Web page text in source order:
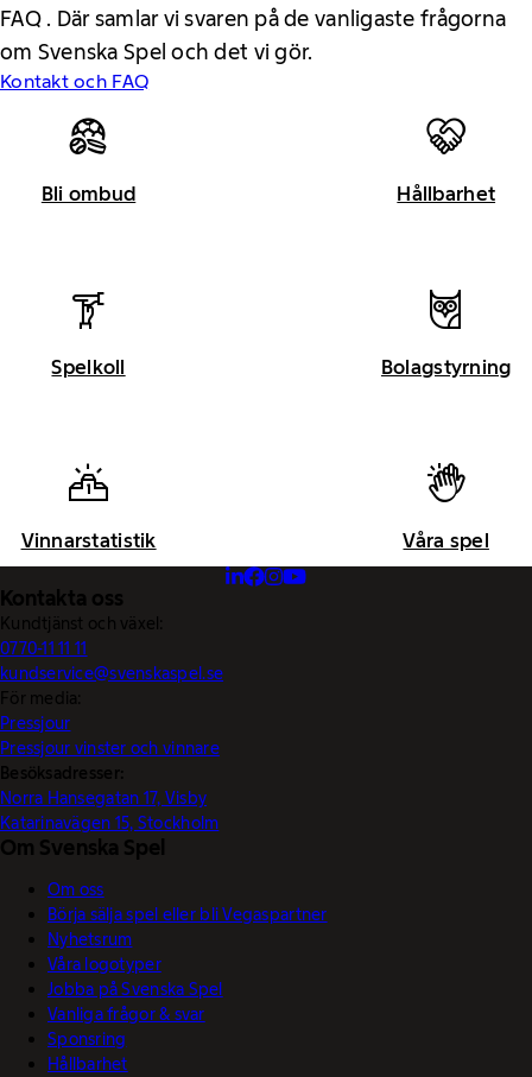
FAQ . Där samlar vi svaren på de vanligaste frågorna
om Svenska Spel och det vi gör.
Kontakt och FAQ
Bli ombud Hållbarhet
Spelkoll Bolagstyrning
Vinnarstatistik Våra spel
Kontakta oss
Kundtjänst och växel:
0770-11 11 11
kundservice@svenskaspel.se
För media:
Pressjour
Pressjour vinster och vinnare
Besöksadresser:
Norra Hansegatan 17, Visby
Katarinavägen 15, Stockholm
Om Svenska Spel
Om oss
Börja sälja spel eller bli Vegaspartner
Nyhetsrum
Våra logotyper
Jobba på Svenska Spel
Vanliga frågor & svar
Sponsring
Hållbarhet